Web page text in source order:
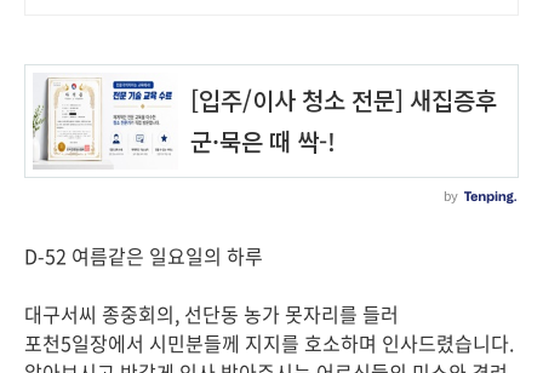
D-52 여름같은 일요일의 하루
대구서씨 종중회의, 선단동 농가 못자리를 들러
포천5일장에서 시민분들께 지지를 호소하며 인사드렸습니다.